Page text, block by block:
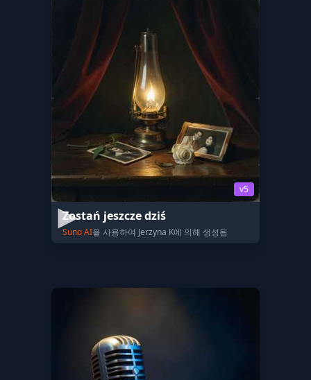
v5
Zostań jeszcze dziś
Suno AI을 사용하여 Jerzyna K에 의해 생성됨